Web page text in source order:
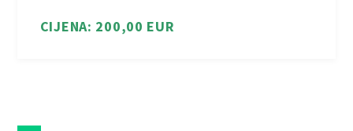
CIJENA: 200,00 EUR